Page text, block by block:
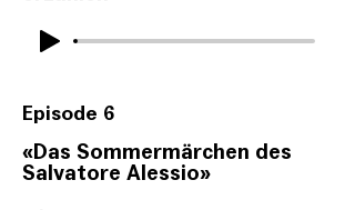
Episode 6
«Das Sommermärchen des
Salvatore Alessio»